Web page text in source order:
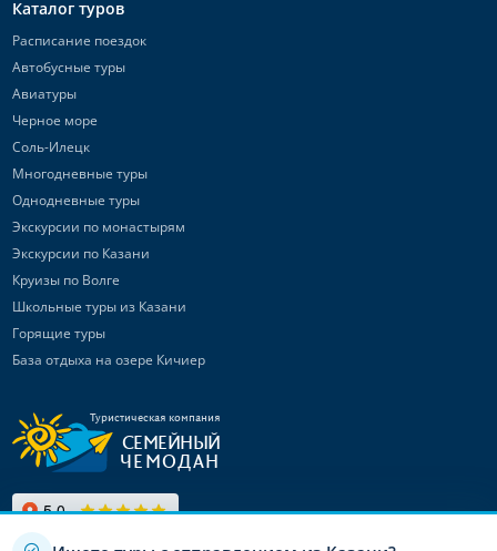
Каталог туров
Расписание поездок
Автобусные туры
Авиатуры
Черное море
Соль-Илецк
Многодневные туры
Однодневные туры
Экскурсии по монастырям
Экскурсии по Казани
Круизы по Волге
Школьные туры из Казани
Горящие туры
База отдыха на озере Кичиер
Туристическая компания
СЕМЕЙНЫЙ
ЧЕМОДАН